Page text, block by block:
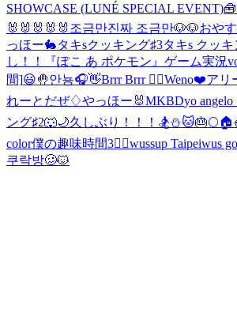
SHOWCASE (LUNÉ SPECIAL EVENT)
🐰🐰🐰🐰🐰 조금만진짜 조금만🐶🐶おや
っほー🐇タキsクッキング♯3タキs クッキ
し！！
『ぽこ あ ポケモン』ゲーム実況
間]😃🤚안뇽🎧👋Brrr Brrr ❤️‍🔥Weno❤️アリ
れーとだぜ♢やっほー🐰MKBDyo angelo
ング♯2🐺🌙久しぶり！！！ 🏂⛄️🐱🎂🌕🏠
color僕の趣味時間3🙋‍♂️wussup Taipeiwus
쿠락방🥴🐱